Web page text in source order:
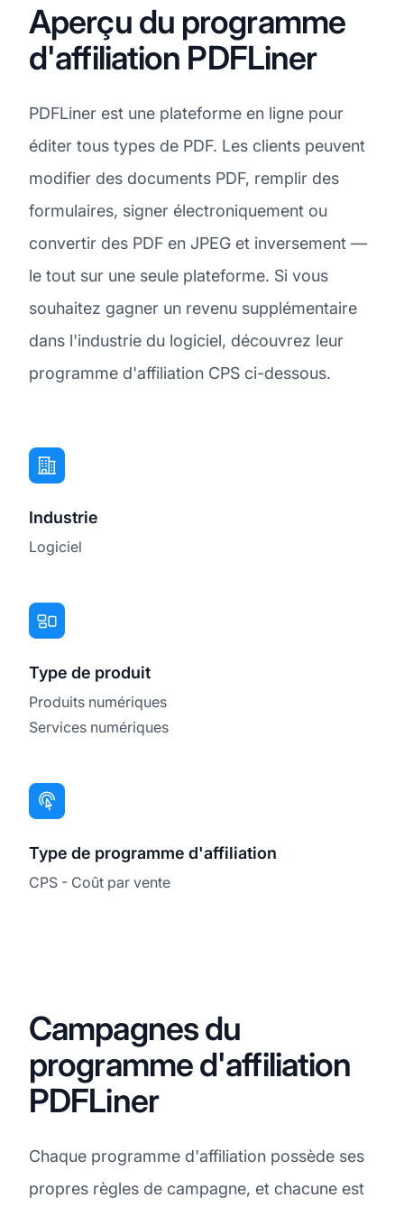
Aperçu du programme
d'affiliation PDFLiner
PDFLiner est une plateforme en ligne pour
éditer tous types de PDF. Les clients peuvent
modifier des documents PDF, remplir des
formulaires, signer électroniquement ou
convertir des PDF en JPEG et inversement —
le tout sur une seule plateforme. Si vous
souhaitez gagner un revenu supplémentaire
dans l'industrie du logiciel, découvrez leur
programme d'affiliation CPS ci-dessous.
Industrie
Logiciel
Type de produit
Produits numériques
Services numériques
Type de programme d'affiliation
CPS - Coût par vente
Campagnes du
programme d'affiliation
PDFLiner
Chaque programme d'affiliation possède ses
propres règles de campagne, et chacune est